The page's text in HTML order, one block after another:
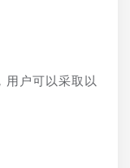
用户可以采取以